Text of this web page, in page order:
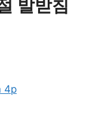
발받침